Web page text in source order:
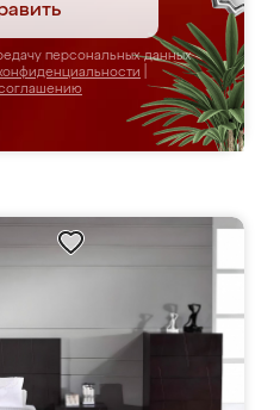
персональных данных